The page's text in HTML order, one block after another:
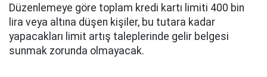
Düzenlemeye göre toplam kredi kartı limiti 400 bin
lira veya altına düşen kişiler, bu tutara kadar
yapacakları limit artış taleplerinde gelir belgesi
sunmak zorunda olmayacak.